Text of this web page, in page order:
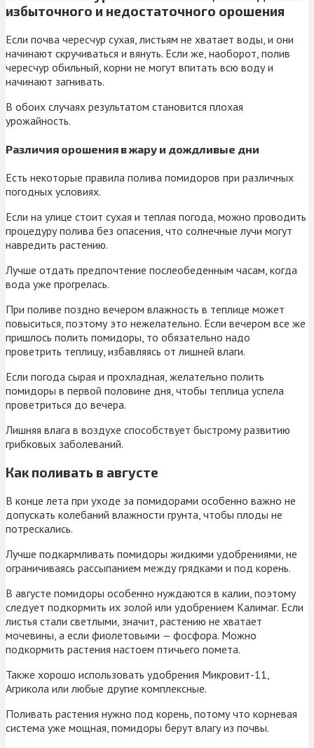
избыточного и недостаточного орошения
Если почва чересчур сухая, листьям не хватает воды, и они
начинают скручиваться и вянуть. Если же, наоборот, полив
чересчур обильный, корни не могут впитать всю воду и
начинают загнивать.
В обоих случаях результатом становится плохая
урожайность.
Различия орошения в жару и дождливые дни
Есть некоторые правила полива помидоров при различных
погодных условиях.
Если на улице стоит сухая и теплая погода, можно проводить
процедуру полива без опасения, что солнечные лучи могут
навредить растению.
Лучше отдать предпочтение послеобеденным часам, когда
вода уже прогрелась.
При поливе поздно вечером влажность в теплице может
повыситься, поэтому это нежелательно. Если вечером все же
пришлось полить помидоры, то обязательно надо
проветрить теплицу, избавляясь от лишней влаги.
Если погода сырая и прохладная, желательно полить
помидоры в первой половине дня, чтобы теплица успела
проветриться до вечера.
Лишняя влага в воздухе способствует быстрому развитию
грибковых заболеваний.
Как поливать в августе
В конце лета при уходе за помидорами особенно важно не
допускать колебаний влажности грунта, чтобы плоды не
потрескались.
Лучше подкармливать помидоры жидкими удобрениями, не
ограничиваясь рассыпанием между грядками и под корень.
В августе помидоры особенно нуждаются в калии, поэтому
следует подкормить их золой или удобрением Калимаг. Если
листья стали светлыми, значит, растению не хватает
мочевины, а если фиолетовыми — фосфора. Можно
подкормить растения настоем птичьего помета.
Также хорошо использовать удобрения Микровит-11,
Агрикола или любые другие комплексные.
Поливать растения нужно под корень, потому что корневая
система уже мощная, помидоры берут влагу из почвы.